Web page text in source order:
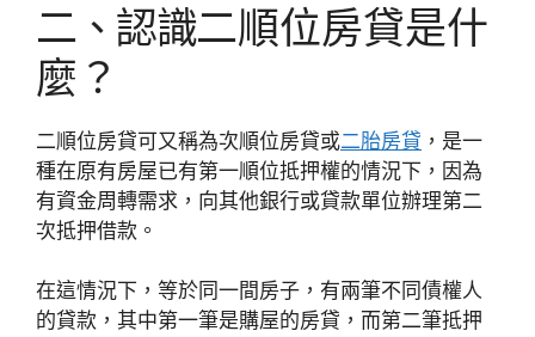
二、認識二順位房貸是什
麼？
二順位房貸可又稱為次順位房貸或二胎房貸 ，是一
種在原有房屋已有第一順位抵押權的情況下，因為
有資金周轉需求，向其他銀行或貸款單位辦理第二
次抵押借款。
在這情況下，等於同一間房子，有兩筆不同債權人
的貸款，其中第一筆是購屋的房貸，而第二筆抵押